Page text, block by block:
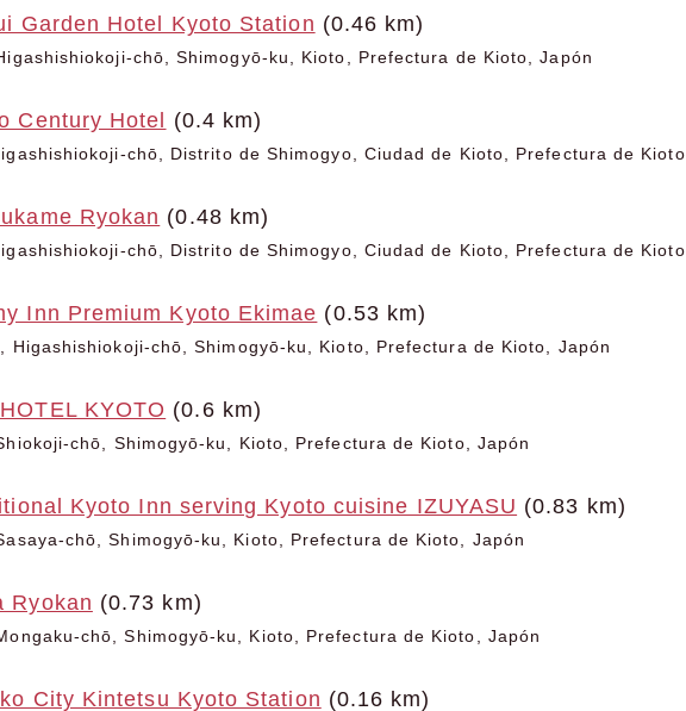
Garden Hotel Kyoto Station (0.46 km)
chō, Shimogyō-ku, Kioto, Prefectura de Kioto, Japón
Century Hotel (0.4 km)
chō, Distrito de Shimogyo, Ciudad de Kioto, Prefectura de Kioto
Ryokan (0.48 km)
chō, Distrito de Shimogyo, Ciudad de Kioto, Prefectura de Kioto
Inn Premium Kyoto Ekimae (0.53 km)
Higashishiokoji-chō, Shimogyō-ku, Kioto, Prefectura de Kioto, Japón
KYOTO (0.6 km)
chō, Shimogyō-ku, Kioto, Prefectura de Kioto, Japón
Kyoto Inn serving Kyoto cuisine IZUYASU (0.83 km)
chō, Shimogyō-ku, Kioto, Prefectura de Kioto, Japón
Ryokan (0.73 km)
chō, Shimogyō-ku, Kioto, Prefectura de Kioto, Japón
City Kintetsu Kyoto Station (0.16 km)